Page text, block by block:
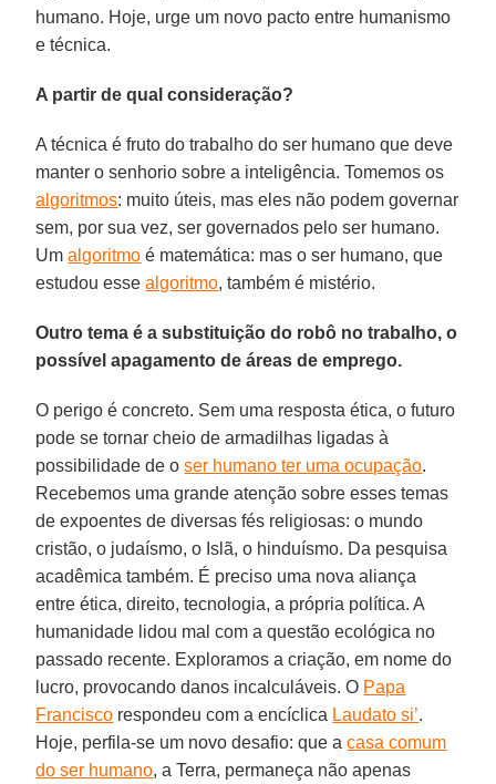
humano. Hoje, urge um novo pacto entre humanismo
e técnica.
A partir de qual consideração?
A técnica é fruto do trabalho do ser humano que deve
manter o senhorio sobre a inteligência. Tomemos os
algoritmos: muito úteis, mas eles não podem governar
sem, por sua vez, ser governados pelo ser humano.
Umalgoritmo é matemática: mas o ser humano, que
estudou essealgoritmo, também é mistério.
Outro tema é a substituição do robô no trabalho, o
possível apagamento de áreas de emprego.
O perigo é concreto. Sem uma resposta ética, o futuro
pode se tornar cheio de armadilhas ligadas à
possibilidade de oser humano ter uma ocupação.
Recebemos uma grande atenção sobre esses temas
de expoentes de diversas fés religiosas: o mundo
cristão, o judaísmo, o Islã, o hinduísmo. Da pesquisa
acadêmica também. É preciso uma nova aliança
entre ética, direito, tecnologia, a própria política. A
humanidade lidou mal com a questão ecológica no
passado recente. Exploramos a criação, em nome do
lucro, provocando danos incalculáveis. O Papa
Francisco respondeu com a encíclica Laudato si’.
Hoje, perfila-se um novo desafio: que acasa comum
do ser humano, a Terra, permaneça não apenas